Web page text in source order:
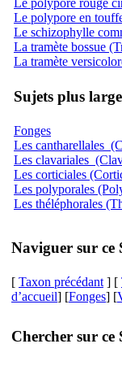
Le polypore en
Le schizophylle
La tramète bossue
La tramète
Sujets plus
Fonges
Les cantharellales
Les clavariales
Les corticiales
Les polyporales
Les théléphorales
Naviguer sur ce
[ Taxon précédant ] [
d’accueil] [Fonges] [
Chercher sur ce